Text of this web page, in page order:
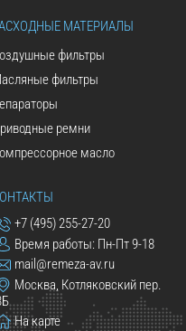
МАТЕРИАЛЫ
фильтры
фильтры
ремни
масло
+7 (495) 255-27-20
Время работы: Пн-Пт 9-18
mail@remeza-av.ru
Москва, Котляковский пер.
На карте